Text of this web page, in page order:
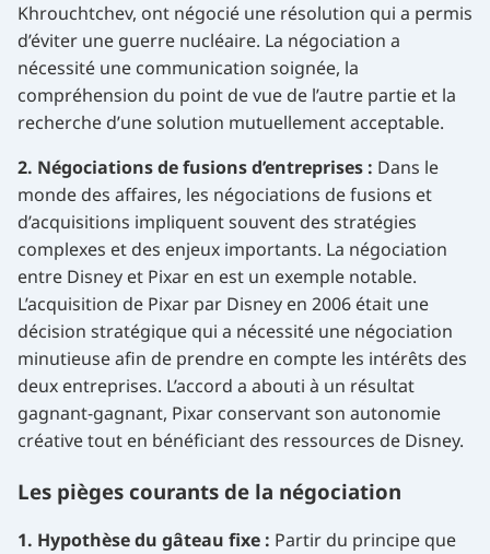
Khrouchtchev, ont négocié une résolution qui a permis
d’éviter une guerre nucléaire. La négociation a
nécessité une communication soignée, la
compréhension du point de vue de l’autre partie et la
recherche d’une solution mutuellement acceptable.
2. Négociations de fusions d’entreprises : Dans le
monde des affaires, les négociations de fusions et
d’acquisitions impliquent souvent des stratégies
complexes et des enjeux importants. La négociation
entre Disney et Pixar en est un exemple notable.
L’acquisition de Pixar par Disney en 2006 était une
décision stratégique qui a nécessité une négociation
minutieuse afin de prendre en compte les intérêts des
deux entreprises. L’accord a abouti à un résultat
gagnant-gagnant, Pixar conservant son autonomie
créative tout en bénéficiant des ressources de Disney.
Les pièges courants de la négociation
1. Hypothèse du gâteau fixe : Partir du principe que